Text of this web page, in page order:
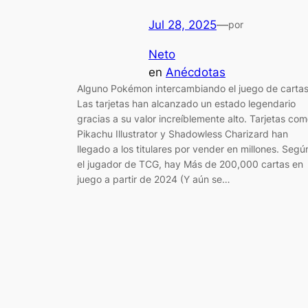
Jul 28, 2025—por
Neto
en Anécdotas
Alguno Pokémon intercambiando el juego de cartas
Las tarjetas han alcanzado un estado legendario
gracias a su valor increíblemente alto. Tarjetas
Pikachu Illustrator y Shadowless Charizard han
llegado a los titulares por vender en millones.
el jugador de TCG, hay Más de 200,000 cartas en
juego a partir de 2024 (Y aún se…